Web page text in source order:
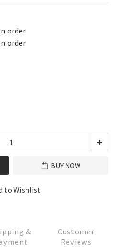
order
order
BUY NOW
to Wishlist
&
Customer
Reviews